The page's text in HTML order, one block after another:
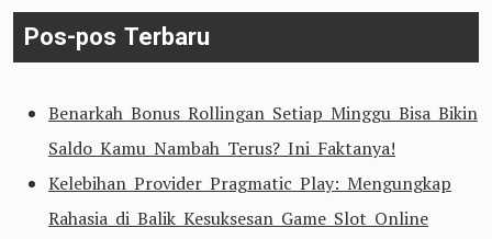
Pos-pos Terbaru
Benarkah Bonus Rollingan Setiap Minggu Bisa Bikin
Saldo Kamu Nambah Terus? Ini Faktanya!
Kelebihan Provider Pragmatic Play: Mengungkap
Rahasia di Balik Kesuksesan Game Slot Online